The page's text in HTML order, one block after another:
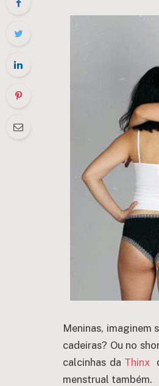
Meninas, imaginem
cadeiras? Ou no
calcinhas da Thinx
menstrual também.